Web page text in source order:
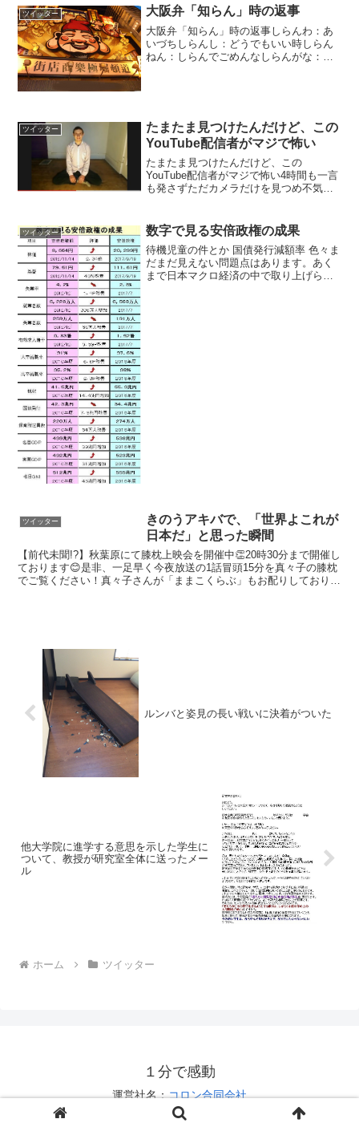
ツイッター 大阪弁「知らん」時の返事
大阪弁「知らん」時の返事しらんわ：あ
いづちしらんし：どうでもいい時しらん
ねん：しらんでごめんなしらんがな：め
ツイッター
たまたま見つけたんだけど、この
YouTube配信者がマジで怖い
たまたま見つけたんだけど、この
YouTube配信者がマジで怖い4時間も一言
も発さずただカメラだけを見つめ不気味
てきた。撮影者はそれを気にする事なく
カメラだけを見つめ...
ツイッター 数字で見る安倍政権の成果
待機児童の件とか 国債発行減額率 色々ま
だまだ見えない問題点はあります。あく
まで日本マクロ経済の中で取り上げられ
ツイッター
きのうアキバで、「世界よこれが
日本だ」と思った瞬間
【前代未聞!?】秋葉原にて膝枕上映会を開催中👏20時30分まで開催し
ております😊是非、一足早く今夜放送の1話冒頭15分を真々子の膝枕
でご覧ください！真々子さんが「ままこくらぶ」もお配りしておりま
ルンバと姿見の長い戦いに決着がついた
他大学院に進学する意思を示した学生に
ついて、教授が研究室全体に送ったメー
ル
ホーム ツイッター
１分で感動
運営社名：コロン合同会社
お問い合わせは